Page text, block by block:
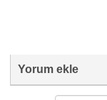
Yorum ekle